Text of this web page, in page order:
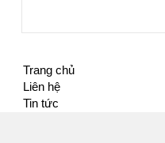
Trang chủ
Liên hệ
Tin tức